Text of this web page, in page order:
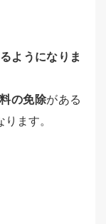
ようになりま
の免除がある
ります。